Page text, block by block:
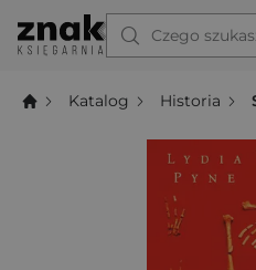
Czego
Katalog Historia